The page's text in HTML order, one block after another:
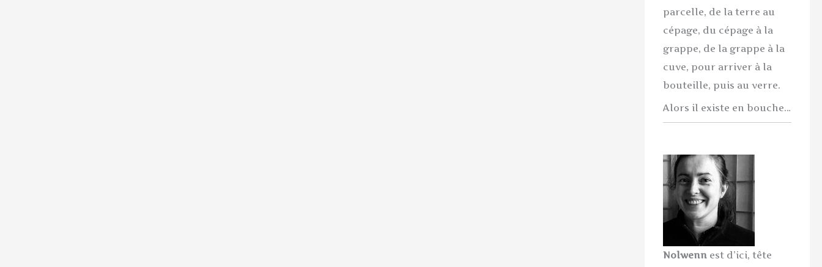
parcelle, de la terre au
cépage, du cépage à la
grappe, de la grappe à la
cuve, pour arriver à la
bouteille, puis au verre.
Alors il existe en bouche…
Nolwenn est d’ici, tête